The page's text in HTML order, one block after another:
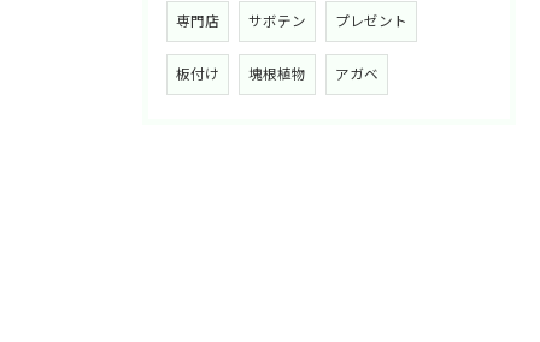
専門店 サボテン プレゼント
板付け 塊根植物 アガベ